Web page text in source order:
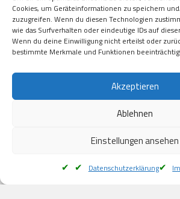
Cookies, um Geräteinformationen zu speichern
zuzugreifen. Wenn du diesen Technologien
wie das Surfverhalten oder eindeutige IDs auf
Wenn du deine Einwilligung nicht erteilst oder
bestimmte Merkmale und Funktionen
Akzeptieren
Ablehnen
Einstellungen ansehen
Datenschutzerklärung
Kauf auf Rechung
Klarna
American Express